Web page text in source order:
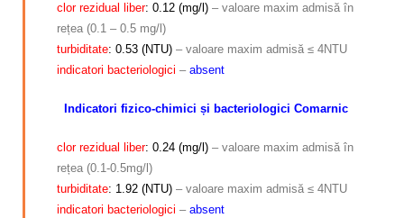
clor rezidual liber: 0.12 (mg/l) – valoare maxim admisă în
rețea (0.1 – 0.5 mg/l)
turbiditate: 0.53 (NTU) – valoare maxim admisă ≤ 4NTU
indicatori bacteriologici – absent
Indicatori fizico-chimici și bacteriologici Comarnic
clor rezidual liber: 0.24 (mg/l) – valoare maxim admisă în
rețea (0.1-0.5mg/l)
turbiditate: 1.92 (NTU) – valoare maxim admisă ≤ 4NTU
indicatori bacteriologici – absent